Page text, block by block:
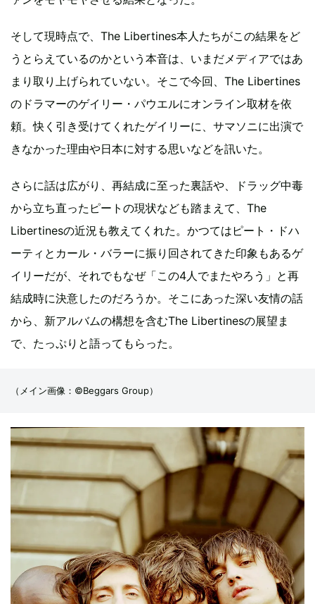
そして現時点で、The Libertines本人たちがこの結果をど
うとらえているのかという本音は、いまだメディアではあ
まり取り上げられていない。そこで今回、The Libertines
のドラマーのゲイリー・パウエルにオンライン取材を依
頼。快く引き受けてくれたゲイリーに、サマソニに出演で
きなかった理由や日本に対する思いなどを訊いた。
さらに話は広がり、再結成に至った裏話や、ドラッグ中毒
から立ち直ったピートの現状なども踏まえて、The
Libertinesの近況も教えてくれた。かつてはピート・ドハ
ーティとカール・バラーに振り回されてきた印象もあるゲ
イリーだが、それでもなぜ「この4人でまたやろう」と再
結成時に決意したのだろうか。そこにあった深い友情の話
から、新アルバムの構想を含むThe Libertinesの展望ま
で、たっぷりと語ってもらった。
（メイン画像：©Beggars Group）